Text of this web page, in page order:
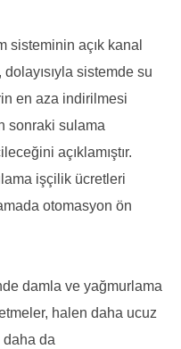
sisteminin açık kanal
sistemde su
en aza indirilmesi
sonraki sulama
açıklamıştır.
işçilik ücretleri
otomasyon ön
damla ve yağmurlama
halen daha ucuz
daha da